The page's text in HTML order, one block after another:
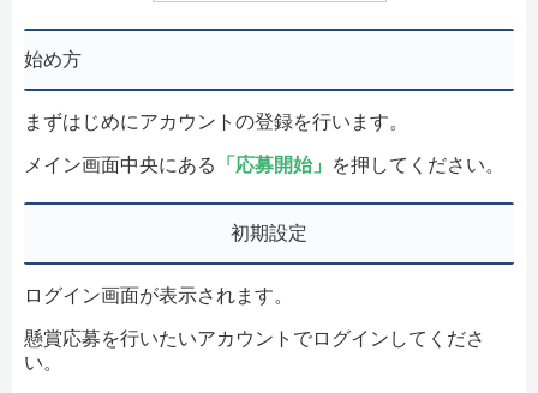
始め方
まずはじめにアカウントの登録を行います。
メイン画面中央にある 「応募開始」 を押してください。
初期設定
ログイン画面が表示されます。
懸賞応募を行いたいアカウントでログインしてくださ
い。